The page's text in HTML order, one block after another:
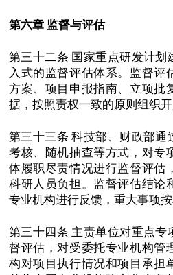
第六章 监督与评估
第三十二条 国家重点研发计划
入式的监督评估体系。监督评
方案、项目申报指南、立项批
据，按照责权一致的原则组织开
第三十三条 科技部、财政部通
考核、随机抽查等方式，对专
体履职尽责情况进行监督评估
科研人员负担。监督评估结论
专业机构进行反馈，重大事项按
第三十四条 主责单位对重点专
督评估，对受委托专业机构管
构对项目执行情况和项目承担